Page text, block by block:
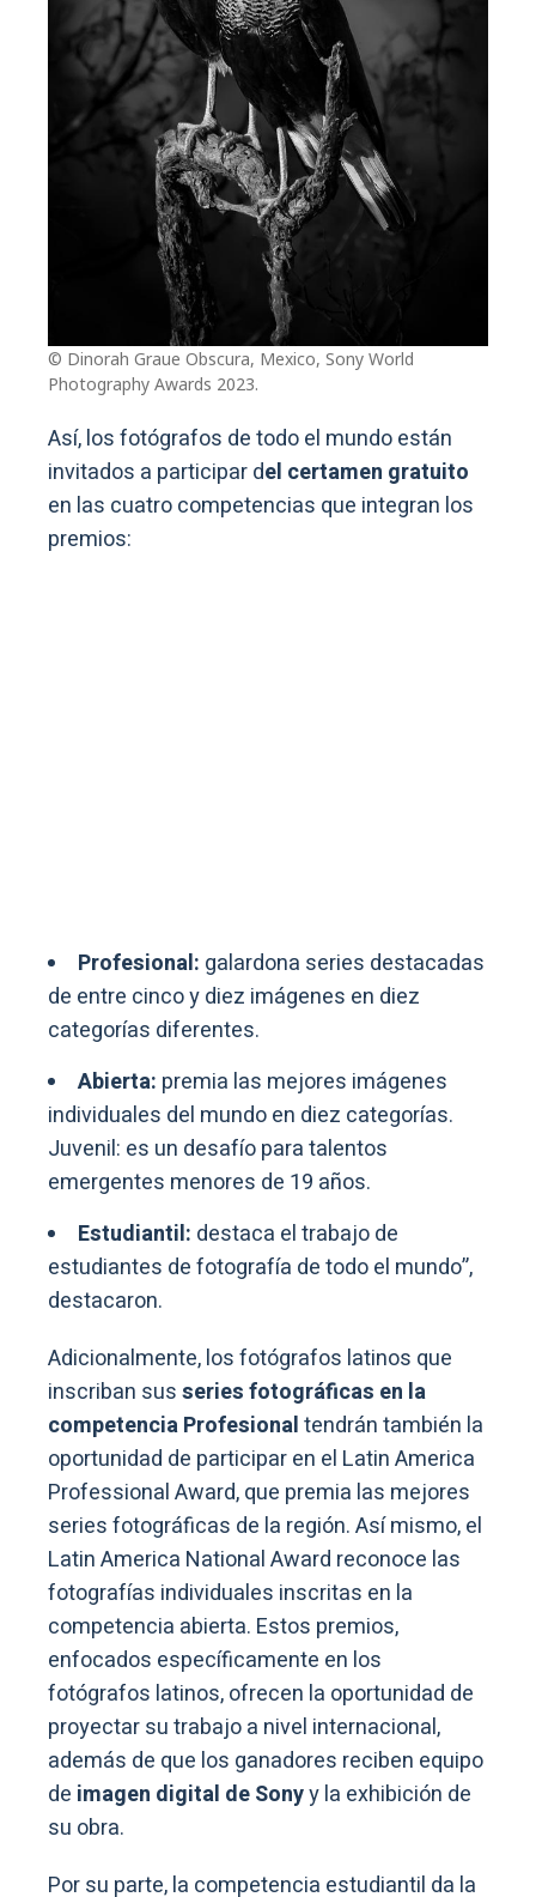
© Dinorah Graue Obscura, Mexico, Sony World
Photography Awards 2023.
Así, los fotógrafos de todo el mundo están
invitados a participar del certamen gratuito
en las cuatro competencias que integran los
premios:
Profesional: galardona series destacadas
de entre cinco y diez imágenes en diez
categorías diferentes.
Abierta: premia las mejores imágenes
individuales del mundo en diez categorías.
Juvenil: es un desafío para talentos
emergentes menores de 19 años.
Estudiantil: destaca el trabajo de
estudiantes de fotografía de todo el mundo”,
destacaron.
Adicionalmente, los fotógrafos latinos que
inscriban susseries fotográficas en la
competencia Profesionaltendrán también la
oportunidad de participar en el Latin America
Professional Award, que premia las mejores
series fotográficas de la región. Así mismo, el
Latin America National Award reconoce las
fotografías individuales inscritas en la
competencia abierta. Estos premios,
enfocados específicamente en los
fotógrafos latinos, ofrecen la oportunidad de
proyectar su trabajo a nivel internacional,
además de que los ganadores reciben equipo
de imagen digital de Sonyy la exhibición de
su obra.
Por su parte, la competencia estudiantil da la